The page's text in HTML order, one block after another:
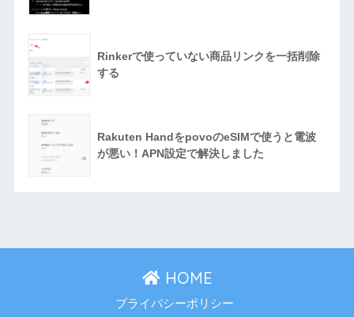
Rinkerで使っていない商品リンクを一括削除
する
Rakuten HandをpovoのeSIMで使うと電波
が悪い！APN設定で解決しました
HOME
プライバシーポリシー